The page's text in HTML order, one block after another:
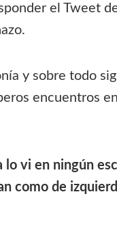
el Tweet
y sobre todo
encuentros
lo vi en ningún
como de